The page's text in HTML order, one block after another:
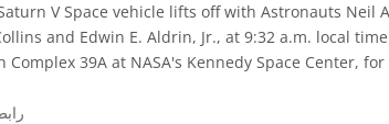
V Space vehicle lifts off with Astronauts Neil
and Edwin E. Aldrin, Jr., at 9:32 a.m. local
Complex 39A at NASA's Kennedy Space Center,